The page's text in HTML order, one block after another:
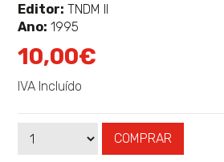
mais
sobre
Editor: TNDM II
Ano: 1995
10,00€
IVA Incluído
Qtd COMPRAR
Disponibilidade: